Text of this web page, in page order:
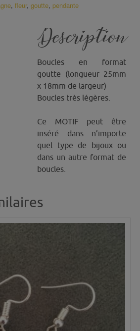
, fleur, goutte, pendante
Description
Boucles en format
goutte (longueur 25mm
x 18mm de largeur)
Boucles très légères.
Ce MOTIF peut être
inséré dans n’importe
quel type de bijoux ou
dans un autre format de
boucles.